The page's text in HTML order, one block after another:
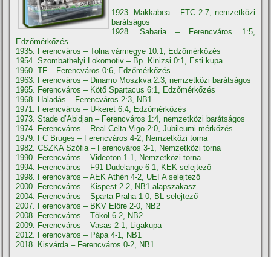
1923. Makkabea – FTC 2-7, nemzetközi
barátságos
1928. Sabaria – Ferencváros 1:5,
Edzőmérkőzés
1935. Ferencváros – Tolna vármegye 10:1, Edzőmérkőzés
1954. Szombathelyi Lokomotiv – Bp. Kinizsi 0:1, Esti kupa
1960. TF – Ferencváros 0:6, Edzőmérkőzés
1963. Ferencváros – Dinamo Moszkva 2:3, nemzetközi barátságos
1965. Ferencváros – Kötő Spartacus 6:1, Edzőmérkőzés
1968. Haladás – Ferencváros 2:3, NB1
1971. Ferencváros – U-keret 6:4, Edzőmérkőzés
1973. Stade d’Abidjan – Ferencváros 1:4, nemzetközi barátságos
1974. Ferencváros – Real Celta Vigo 2:0, Jubileumi mérkőzés
1979. FC Bruges – Ferencváros 4-2, Nemzetközi torna
1982. CSZKA Szófia – Ferencváros 3-1, Nemzetközi torna
1990. Ferencváros – Videoton 1-1, Nemzetközi torna
1994. Ferencváros – F91 Dudelange 6-1, KEK selejtező
1998. Ferencváros – AEK Athén 4-2, UEFA selejtező
2000. Ferencváros – Kispest 2-2, NB1 alapszakasz
2004. Ferencváros – Sparta Praha 1-0, BL selejtező
2007. Ferencváros – BKV Előre 2-0, NB2
2008. Ferencváros – Tököl 6-2, NB2
2009. Ferencváros – Vasas 2-1, Ligakupa
2012. Ferencváros – Pápa 4-1, NB1
2018. Kisvárda – Ferencváros 0-2, NB1